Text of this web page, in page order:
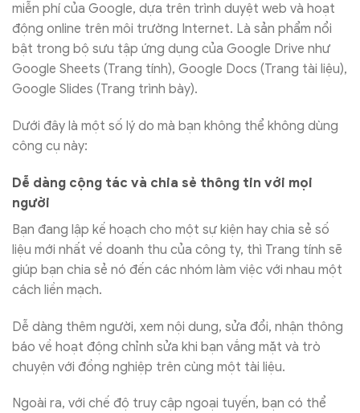
miễn phí của Google, dựa trên trình duyệt web và hoạt
động online trên môi trường Internet. Là sản phẩm nổi
bật trong bộ sưu tập ứng dụng của Google Drive như
Google Sheets (Trang tính), Google Docs (Trang tài liệu),
Google Slides (Trang trình bày).
Dưới đây là một số lý do mà bạn không thể không dùng
công cụ này:
Dễ dàng cộng tác và chia sẻ thông tin với mọi
người
Bạn đang lập kế hoạch cho một sự kiện hay chia sẻ số
liệu mới nhất về doanh thu của công ty, thì Trang tính sẽ
giúp bạn chia sẻ nó đến các nhóm làm việc với nhau một
cách liền mạch.
Dễ dàng thêm người, xem nội dung, sửa đổi, nhận thông
báo về hoạt động chỉnh sửa khi bạn vắng mặt và trò
chuyện với đồng nghiệp trên cùng một tài liệu.
Ngoài ra, với chế độ truy cập ngoại tuyến, bạn có thể